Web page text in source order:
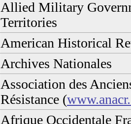
Allied Military
Territories
American Historical
Archives Nationales
Association des
Résistance (
Afrique Occidentale